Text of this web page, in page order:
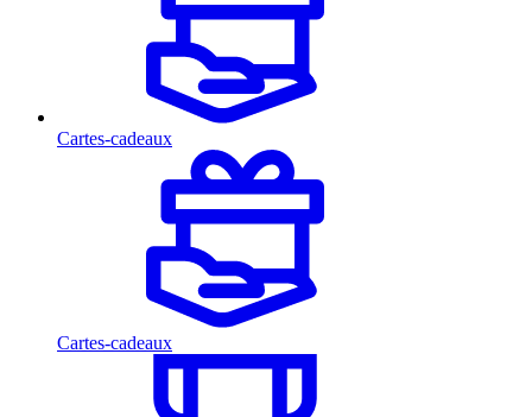
Cartes-cadeaux
Cartes-cadeaux